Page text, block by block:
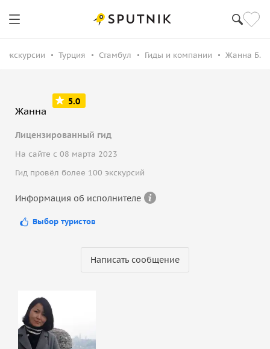
Экскурсии Турция Стамбул Гиды и компании Жанна Б.
Жанна
5.0
Лицензированный гид
На сайте с 08 марта 2023
Гид провёл более 100 экскурсий
Информация об исполнителе
Выбор туристов
Написать сообщение